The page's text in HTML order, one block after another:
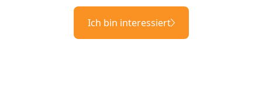
Ich bin interessiert